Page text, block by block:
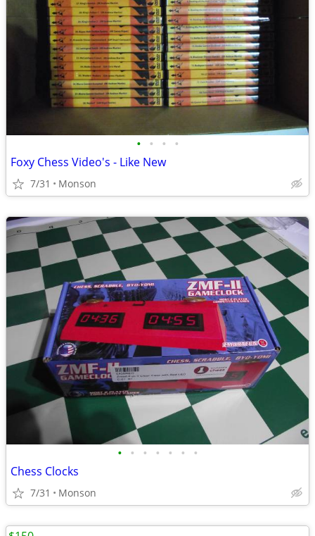
• • • •
Foxy Chess Video's - Like New
7/31 Monson
• • • • • • •
Chess Clocks
7/31 Monson